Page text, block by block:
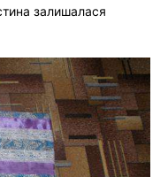
залишалася